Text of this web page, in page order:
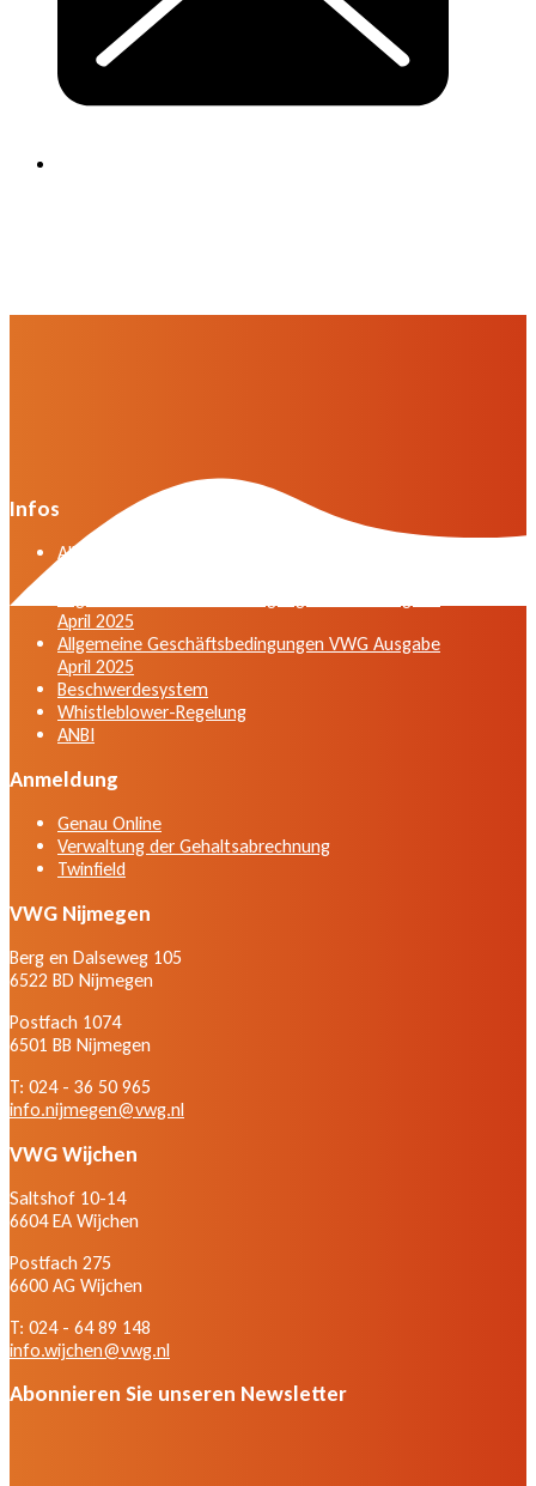
Infos
Allgemeine Geschäftsbedingungen der VWG in der
April 2025
Allgemeine Geschäftsbedingungen VWG Ausgabe
April 2025
Beschwerdesystem
Whistleblower-Regelung
ANBI
Anmeldung
Genau Online
Verwaltung der Gehaltsabrechnung
Twinfield
VWG Nijmegen
Berg en Dalseweg 105
6522 BD Nijmegen
Postfach 1074
6501 BB Nijmegen
T: 024 - 36 50 965
info.nijmegen@vwg.nl
VWG Wijchen
Saltshof 10-14
6604 EA Wijchen
Postfach 275
6600 AG Wijchen
T: 024 - 64 89 148
info.wijchen@vwg.nl
Abonnieren Sie unseren Newsletter